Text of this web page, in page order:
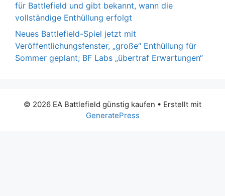
für Battlefield und gibt bekannt, wann die
vollständige Enthüllung erfolgt
Neues Battlefield-Spiel jetzt mit
Veröffentlichungsfenster, „große“ Enthüllung für
Sommer geplant; BF Labs „übertraf Erwartungen“
© 2026 EA Battlefield günstig kaufen • Erstellt mit
GeneratePress